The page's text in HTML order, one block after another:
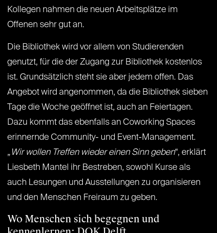
Kollegen nahmen die neuen Arbeitsplätze im
Offenen sehr gut an.
Die Bibliothek wird vor allem von Studierenden
genutzt, für die der Zugang zur Bibliothek kostenlos
ist. Grundsätzlich steht sie aber jedem offen. Das
Angebot wird angenommen, da die Bibliothek sieben
Tage die Woche geöffnet ist, auch an Feiertagen.
Dazu kommt das ebenfalls an Coworking Spaces
erinnernde Community- und Event-Management.
„ Wir wollen Treffen wieder einen Sinn geben“, erklärt
Liesbeth Mantel ihr Bestreben, sowohl Kurse als
auch Lesungen und Ausstellungen zu organisieren
und den Menschen Freiraum zu geben.
Wo Menschen sich begegnen und